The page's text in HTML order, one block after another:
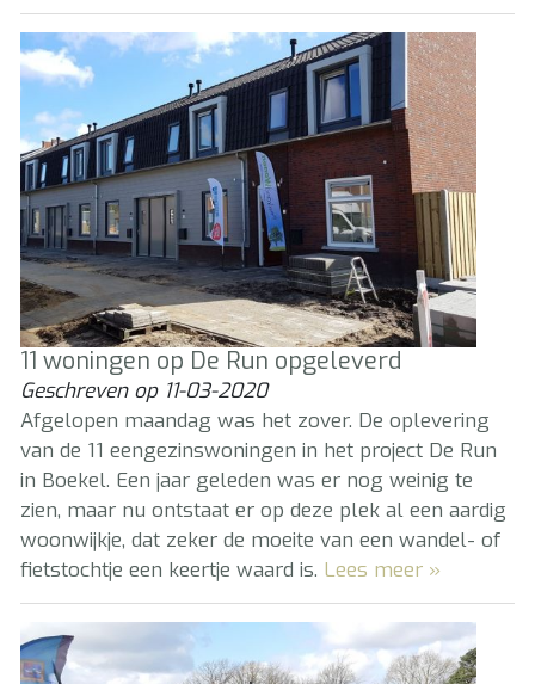
11 woningen op De Run opgeleverd
Geschreven op 11-03-2020
Afgelopen maandag was het zover. De oplevering
van de 11 eengezinswoningen in het project De Run
in Boekel. Een jaar geleden was er nog weinig te
zien, maar nu ontstaat er op deze plek al een aardig
woonwijkje, dat zeker de moeite van een wandel- of
fietstochtje een keertje waard is. Lees meer »